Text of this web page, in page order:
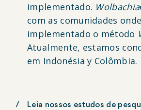
implementado. Wolbachia
com as comunidades
implementado o método
Atualmente, estamos
em Indonésia y Colômbia.
Leia nossos estudos de